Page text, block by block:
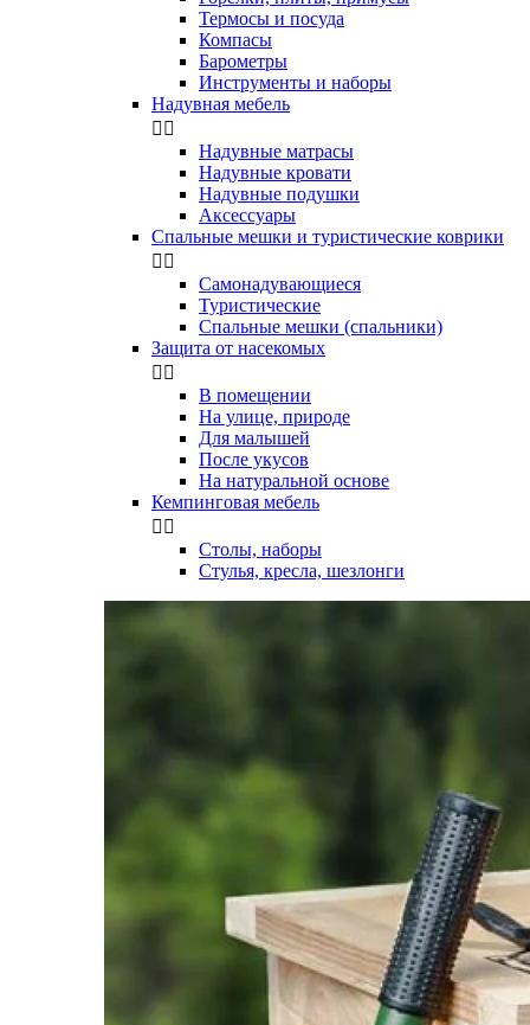
Термосы и посуда
Компасы
Бapoмeтpы
Инструменты и наборы
Надувная мебель
 
Надувные матрасы
Надувные кровати
Надувные подушки
Аксессуары
Спальные мешки и туристические коврики
 
Самонадувающиеся
Туристические
Спальные мешки (спальники)
Защита от насекомых
 
В помещении
На улице, природе
Для малышей
После укусов
На натуральной основе
Кемпинговая мебель
 
Столы, наборы
Стулья, кресла, шезлонги